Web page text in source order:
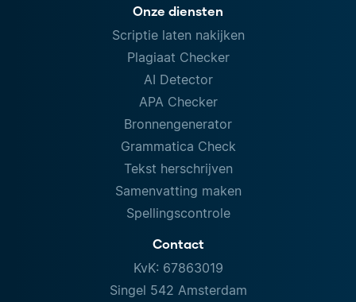
Onze diensten
Scriptie laten nakijken
Plagiaat Checker
AI Detector
APA Checker
Bronnengenerator
Grammatica Check
Tekst herschrijven
Samenvatting maken
Spellingscontrole
Contact
KvK: 67863019
Singel 542 Amsterdam